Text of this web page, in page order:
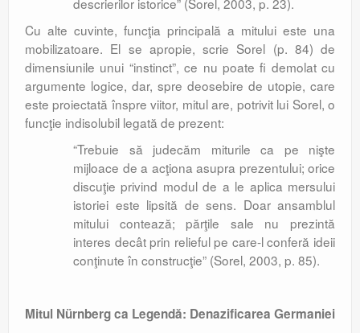
Cu alte cuvinte, funcţia principală a mitului este una
mobilizatoare. El se apropie, scrie Sorel (p. 84) de
dimensiunile unui “instinct”, ce nu poate fi demolat cu
argumente logice, dar, spre deosebire de utopie, care
este proiectată înspre viitor, mitul are, potrivit lui Sorel, o
funcţie indisolubil legată de prezent:
“Trebuie să judecăm miturile ca pe nişte
mijloace de a acţiona asupra prezentului; orice
discuţie privind modul de a le aplica mersului
istoriei este lipsită de sens. Doar ansamblul
mitului contează; părţile sale nu prezintă
interes decât prin relieful pe care-l conferă ideii
conţinute în construcţie” (Sorel, 2003, p. 85).
Mitul Nürnberg ca Legendă: Denazificarea Germaniei